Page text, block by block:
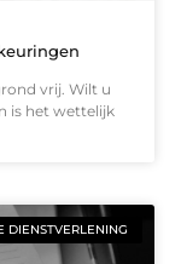
vrij. Wilt u
is het wettelijk
DIENSTVERLENING